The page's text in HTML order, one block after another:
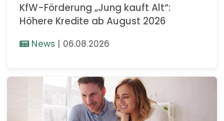
KfW-Förderung „Jung kauft Alt“:
Höhere Kredite ab August 2026
News | 06.08.2026